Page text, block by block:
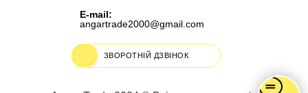
E-mail:
angartrade2000@gmail.com
ЗВОРОТНІЙ ДЗВІНОК